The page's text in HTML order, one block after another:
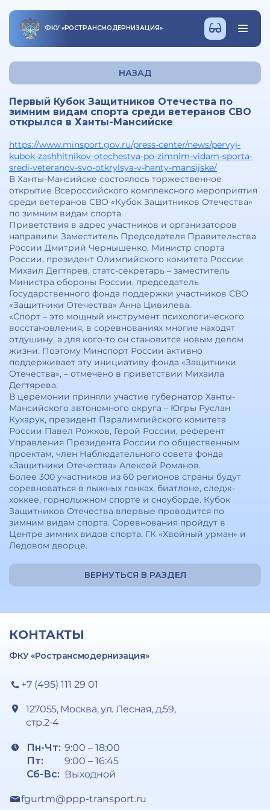
ФКУ «РОСТРАНСМОДЕРНИЗАЦИЯ»
НАЗАД
Первый Кубок Защитников Отечества по
зимним видам спорта среди ветеранов СВО
открылся в Ханты-Мансийске
https://www.minsport.gov.ru/press-center/news/pervyj-
kubok-zashhitnikov-otechestva-po-zimnim-vidam-sporta-
sredi-veteranov-svo-otkrylsya-v-hanty-mansijske/
В Ханты-Мансийске состоялось торжественное
открытие Всероссийского комплексного мероприятия
среди ветеранов СВО «Кубок Защитников Отечества»
по зимним видам спорта.
Приветствия в адрес участников и организаторов
направили Заместитель Председателя Правительства
России Дмитрий Чернышенко, Министр спорта
России, президент Олимпийского комитета России
Михаил Дегтярев, статс-секретарь – заместитель
Министра обороны России, председатель
Государственного фонда поддержки участников СВО
«Защитники Отечества» Анна Цивилева.
«Спорт – это мощный инструмент психологического
восстановления, в соревнованиях многие находят
отдушину, а для кого-то он становится новым делом
жизни. Поэтому Минспорт России активно
поддерживает эту инициативу фонда «Защитники
Отечества», – отмечено в приветствии Михаила
Дегтярева.
В церемонии приняли участие губернатор Ханты-
Мансийского автономного округа – Югры Руслан
Кухарук, президент Паралимпийского комитета
России Павел Рожков, Герой России, референт
Управления Президента России по общественным
проектам, член Наблюдательного совета фонда
«Защитники Отечества» Алексей Романов.
Более 300 участников из 60 регионов страны будут
соревноваться в лыжных гонках, биатлоне, следж-
хоккее, горнолыжном спорте и сноуборде. Кубок
Защитников Отечества впервые проводится по
зимним видам спорта. Соревнования пройдут в
Центре зимних видов спорта, ГК «Хвойный урман» и
Ледовом дворце.
ВЕРНУТЬСЯ В РАЗДЕЛ
КОНТАКТЫ
ФКУ «Ространсмодернизация»
+7 (495) 111 29 01
127055, Москва, ул. Лесная, д.59,
стр.2-4
Пн-Чт:
Пт:
Сб-Вс:
9:00 – 18:00
9:00 – 16:45
Выходной
fgurtm@ppp-transport.ru